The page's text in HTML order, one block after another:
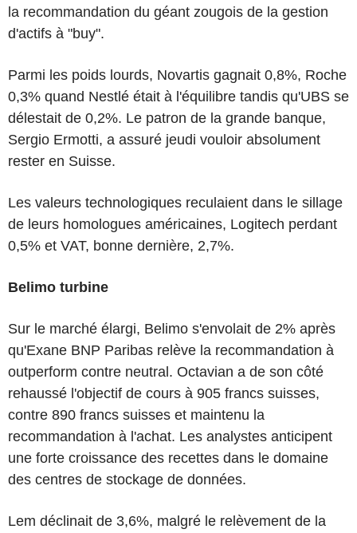
la recommandation du géant zougois de la gestion
d'actifs à "buy".
Parmi les poids lourds, Novartis gagnait 0,8%, Roche
0,3% quand Nestlé était à l'équilibre tandis qu'UBS se
délestait de 0,2%. Le patron de la grande banque,
Sergio Ermotti, a assuré jeudi vouloir absolument
rester en Suisse.
Les valeurs technologiques reculaient dans le sillage
de leurs homologues américaines, Logitech perdant
0,5% et VAT, bonne dernière, 2,7%.
Belimo turbine
Sur le marché élargi, Belimo s'envolait de 2% après
qu'Exane BNP Paribas relève la recommandation à
outperform contre neutral. Octavian a de son côté
rehaussé l'objectif de cours à 905 francs suisses,
contre 890 francs suisses et maintenu la
recommandation à l'achat. Les analystes anticipent
une forte croissance des recettes dans le domaine
des centres de stockage de données.
Lem déclinait de 3,6%, malgré le relèvement de la